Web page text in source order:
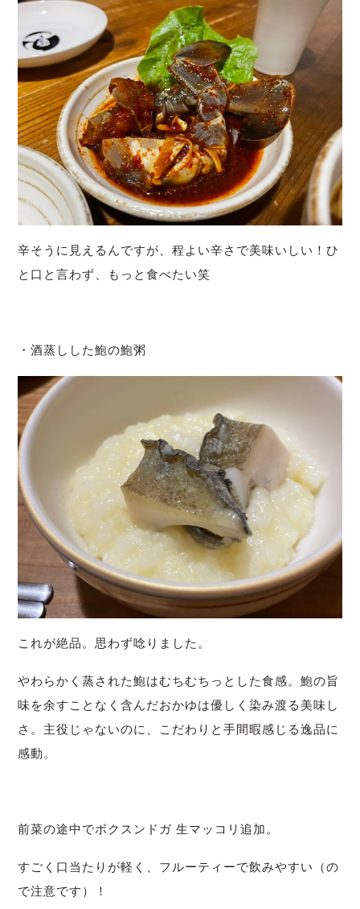
辛そうに見えるんですが、程よい辛さで美味いしい！ひ
と口と言わず、もっと食べたい笑
・酒蒸しした鮑の鮑粥
これが絶品。思わず唸りました。
やわらかく蒸された鮑はむちむちっとした食感。鮑の旨
味を余すことなく含んだおかゆは優しく染み渡る美味し
さ。主役じゃないのに、こだわりと手間暇感じる逸品に
感動。
前菜の途中でボクスンドガ 生マッコリ追加。
すごく口当たりが軽く、フルーティーで飲みやすい（の
で注意です）！